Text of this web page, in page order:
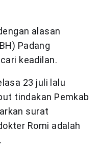
alasan
Padang
keadilan.
23 juli lalu
tindakan Pemkab
surat
Romi adalah